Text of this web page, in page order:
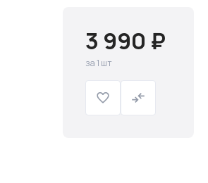
Слив и канализация
3 990 ₽
за 1 шт